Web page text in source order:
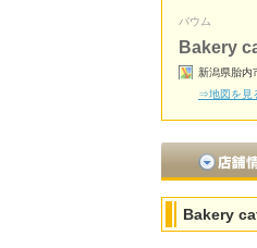
バウム
Bakery
新潟県胎
⇒地図を見
Bakery